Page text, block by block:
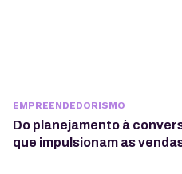
EMPREENDEDORISMO
Do planejamento à
que impulsionam as